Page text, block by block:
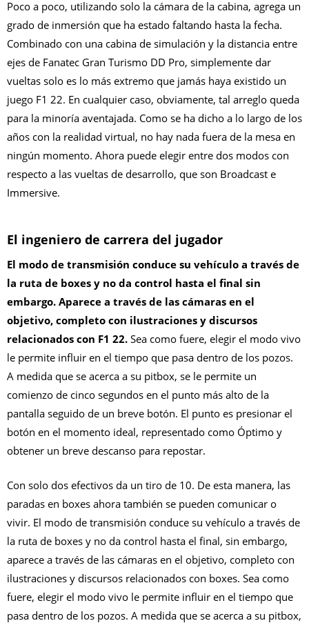
Poco a poco, utilizando solo la cámara de la cabina, agrega un
grado de inmersión que ha estado faltando hasta la fecha.
Combinado con una cabina de simulación y la distancia entre
ejes de Fanatec Gran Turismo DD Pro, simplemente dar
vueltas solo es lo más extremo que jamás haya existido un
juego F1 22. En cualquier caso, obviamente, tal arreglo queda
para la minoría aventajada. Como se ha dicho a lo largo de los
años con la realidad virtual, no hay nada fuera de la mesa en
ningún momento. Ahora puede elegir entre dos modos con
respecto a las vueltas de desarrollo, que son Broadcast e
Immersive.
El ingeniero de carrera del jugador
El modo de transmisión conduce su vehículo a través de
la ruta de boxes y no da control hasta el final sin
embargo. Aparece a través de las cámaras en el
objetivo, completo con ilustraciones y discursos
relacionados con F1 22. Sea como fuere, elegir el modo vivo
le permite influir en el tiempo que pasa dentro de los pozos.
A medida que se acerca a su pitbox, se le permite un
comienzo de cinco segundos en el punto más alto de la
pantalla seguido de un breve botón. El punto es presionar el
botón en el momento ideal, representado como Óptimo y
obtener un breve descanso para repostar.
Con solo dos efectivos da un tiro de 10. De esta manera, las
paradas en boxes ahora también se pueden comunicar o
vivir. El modo de transmisión conduce su vehículo a través de
la ruta de boxes y no da control hasta el final, sin embargo,
aparece a través de las cámaras en el objetivo, completo con
ilustraciones y discursos relacionados con boxes. Sea como
fuere, elegir el modo vivo le permite influir en el tiempo que
pasa dentro de los pozos. A medida que se acerca a su pitbox,